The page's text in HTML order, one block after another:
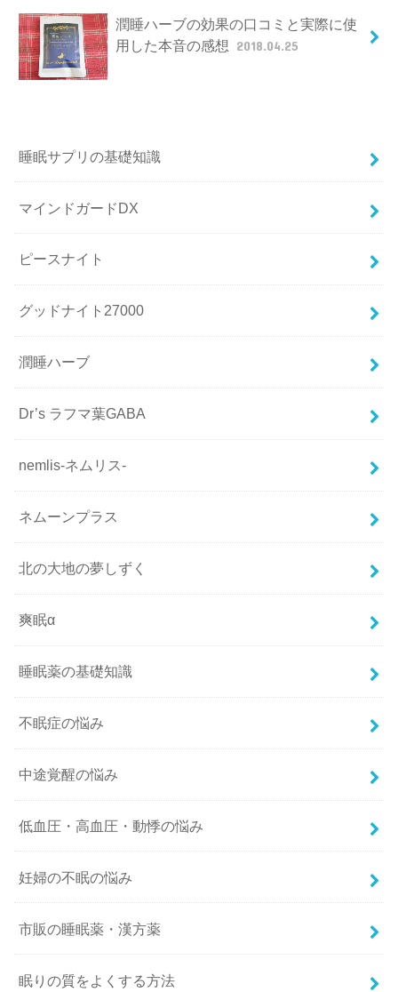
潤睡ハーブの効果の口コミと実際に使
用した本音の感想 2018.04.25
睡眠サプリの基礎知識
マインドガードDX
ピースナイト
グッドナイト27000
潤睡ハーブ
Dr’s ラフマ葉GABA
nemlis-ネムリス-
ネムーンプラス
北の大地の夢しずく
爽眠α
睡眠薬の基礎知識
不眠症の悩み
中途覚醒の悩み
低血圧・高血圧・動悸の悩み
妊婦の不眠の悩み
市販の睡眠薬・漢方薬
眠りの質をよくする方法